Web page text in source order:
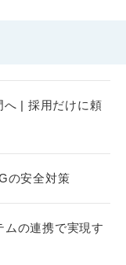
へ | 採用だけに頼
の安全対策
の連携で実現す